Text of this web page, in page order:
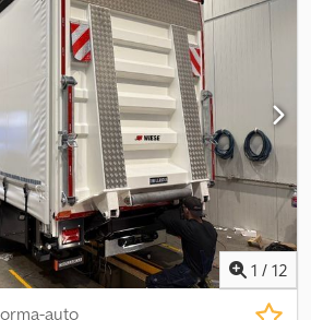
ABS, jäähdytysyksikkö,
1 / 12
auto